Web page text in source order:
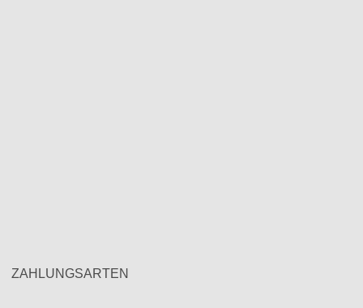
ZAHLUNGSARTEN